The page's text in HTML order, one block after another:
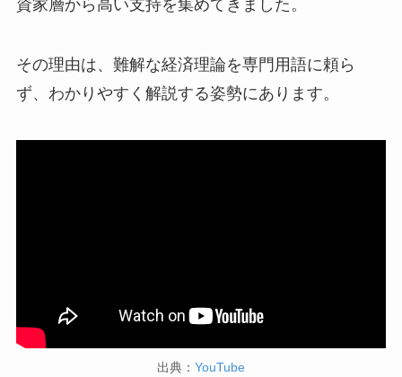
資家層から高い支持を集めてきました。
その理由は、難解な経済理論を専門用語に頼ら
ず、わかりやすく解説する姿勢にあります。
出典： YouTube